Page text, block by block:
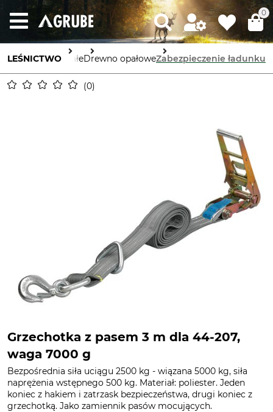
0
LEŚNICTWOPozostałeDrewno opałoweZabezpieczenie ładunku
0
Grzechotka z pasem 3 m dla 44-207,
waga 7000 g
Bezpośrednia siła uciągu 2500 kg - wiązana 5000 kg, siła
naprężenia wstępnego 500 kg. Materiał: poliester. Jeden
koniec z hakiem i zatrzask bezpieczeństwa, drugi koniec z
grzechotką. Jako zamiennik pasów mocujących.